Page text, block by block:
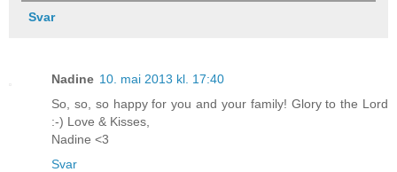
Svar
Nadine 10. mai 2013 kl. 17:40
So, so, so happy for you and your family! Glory to the Lord
:-) Love & Kisses,
Nadine <3
Svar